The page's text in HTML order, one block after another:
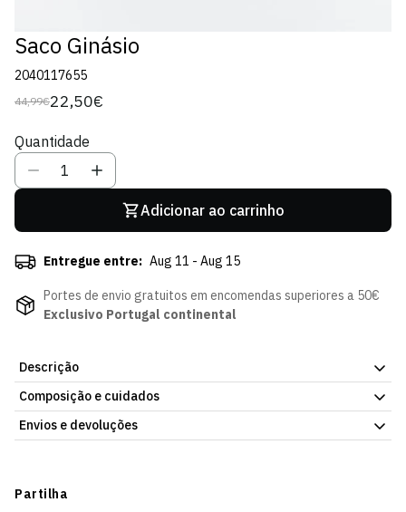
Saco Ginásio
2040117655
Preço
44,99€
Preço
venda
22,50€
Quantidade
Adicionar ao carrinho
Entregue entre: Aug 11 - Aug 15
Portes de envio gratuitos em encomendas superiores a 50€
Exclusivo Portugal continental
Descrição
Saco Ginásio, com o emblema do Sporting Clube de Portugal.
Compartimentos pensados para organizar o essencial. Envio
para Portugal e para o estrangeiro.
Composição e cuidados
Dimensões:
60L
Envios e devoluções
Prazo estimado de entrega varia consoante o destino e método
Partilha